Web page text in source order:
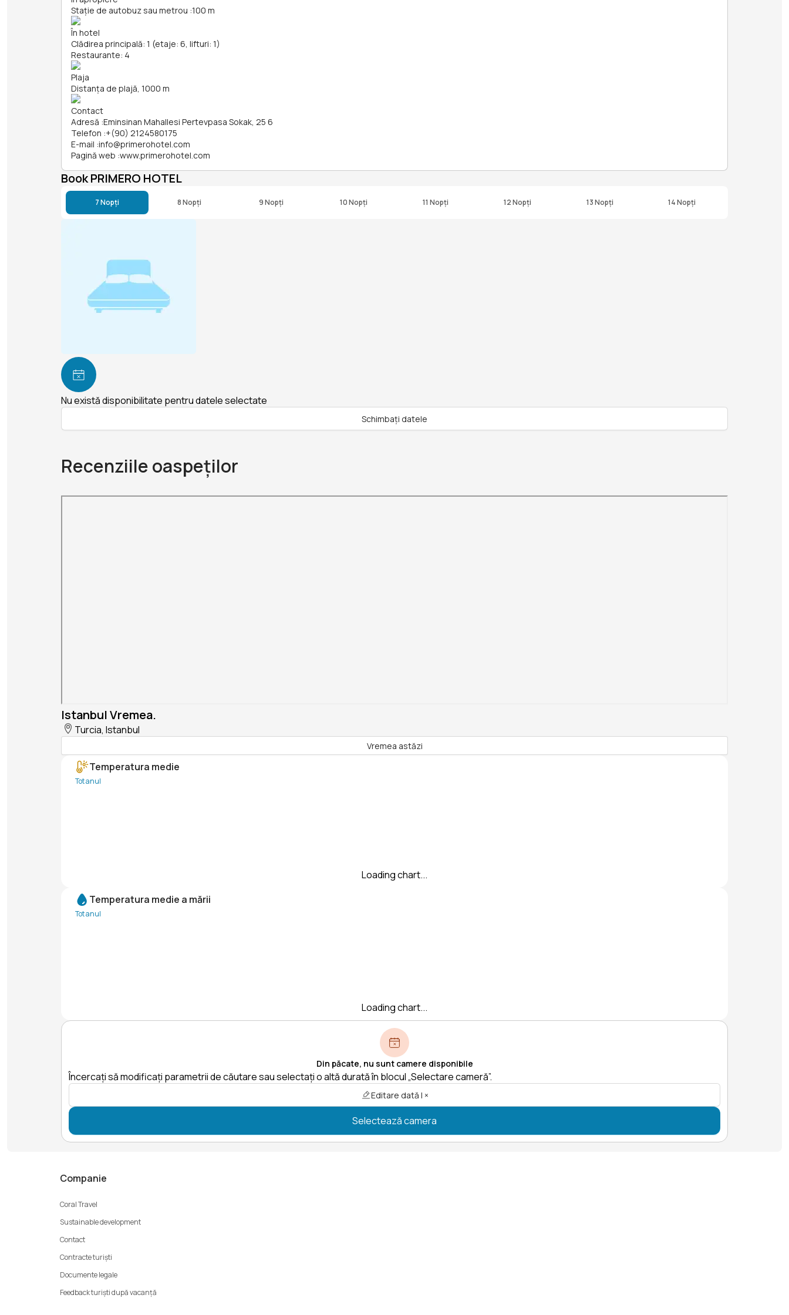
Stație de autobuz sau metrou :100 m
În hotel
Clădirea principală: 1 (etaje: 6, lifturi: 1)
Restaurante: 4
Plaja
Distanța de plajă, 1000 m
Contact
Adresă :Eminsinan Mahallesi Pertevpasa Sokak, 25 6
Telefon :+(90) 2124580175
E-mail :info@primerohotel.com
Pagină web :www.primerohotel.com
Book PRIMERO HOTEL
7 Nopți 8 Nopți 9 Nopți 10 Nopți 11 Nopți 12 Nopți 13 Nopți 14 Nopți
Nu există disponibilitate pentru datele selectate
Schimbați datele
Recenziile oaspeților
Istanbul Vremea.
Turcia, Istanbul
Vremea astăzi
Temperatura medie
Tot anul
Loading chart...
Temperatura medie a mării
Tot anul
Loading chart...
Din păcate, nu sunt camere disponibile
Încercați să modificați parametrii de căutare sau selectați o altă durată în blocul „Selectare cameră”.
Editare dată | ×
Selectează camera
Companie
Coral Travel
Sustainable development
Contact
Contracte turiști
Documente legale
Feedback turiști după vacanță